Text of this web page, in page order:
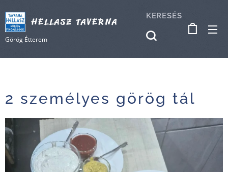
HELLASZ TAVERNA
Görög Étterem
KERESÉS
2 személyes görög tál